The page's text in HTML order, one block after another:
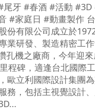
尾牙 #春酒 #活動 #3D
#家庭日 #動畫製作
份有限公司成立於
業研發、製造精密工
孔機之廠商，今年迎
程碑，適逢台北國際
歐立利國際設計集團
務，包括主視覺設計